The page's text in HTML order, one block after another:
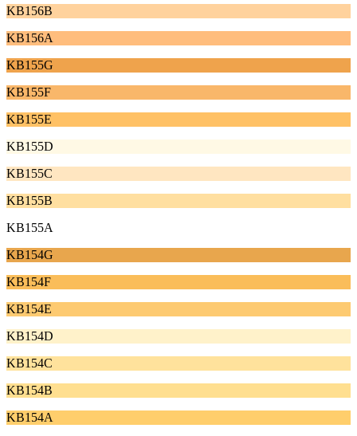
KB156B
KB156A
KB155G
KB155F
KB155E
KB155D
KB155C
KB155B
KB155A
KB154G
KB154F
KB154E
KB154D
KB154C
KB154B
KB154A